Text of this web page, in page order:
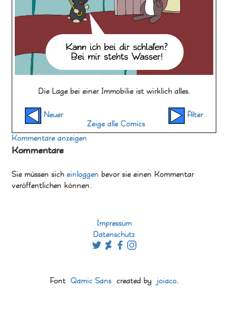
Die Lage bei einer Immobilie ist wirklich alles.
Neuer
Zeige alle Comics
Älter
Kommentare anzeigen
Kommentare
Sie müssen sicheinloggen bevor sie einen Kommentar
veröffentlichen können.
Impressum
Datenschutz
Font Qamic Sanscreated by joiaco.